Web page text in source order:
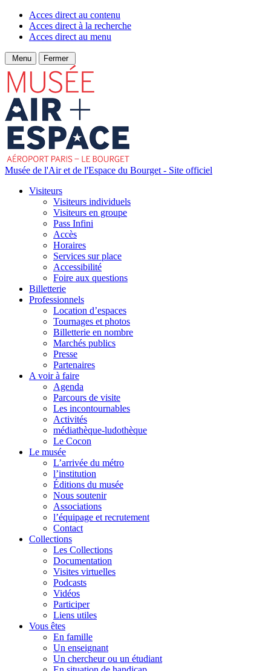
Acces direct au contenu
Acces direct à la recherche
Acces direct au menu
Menu Fermer
Musée de l'Air et de l'Espace du Bourget - Site officiel
Visiteurs
Visiteurs individuels
Visiteurs en groupe
Pass Infini
Accès
Horaires
Services sur place
Accessibilité
Foire aux questions
Billetterie
Professionnels
Location d’espaces
Tournages et photos
Billetterie en nombre
Marchés publics
Presse
Partenaires
A voir à faire
Agenda
Parcours de visite
Les incontournables
Activités
médiathèque-ludothèque
Le Cocon
Le musée
L’arrivée du métro
l’institution
Éditions du musée
Nous soutenir
Associations
l’équipage et recrutement
Contact
Collections
Les Collections
Documentation
Visites virtuelles
Podcasts
Vidéos
Participer
Liens utiles
Vous êtes
En famille
Un enseignant
Un chercheur ou un étudiant